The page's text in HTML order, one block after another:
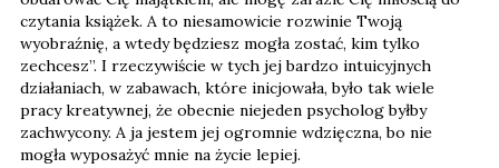
czytania książek. A to niesamowicie rozwinie Twoją
wyobraźnię, a wtedy będziesz mogła zostać, kim tylko
zechcesz”. I rzeczywiście w tych jej bardzo intuicyjnych
działaniach, w zabawach, które inicjowała, było tak wiele
pracy kreatywnej, że obecnie niejeden psycholog byłby
zachwycony. A ja jestem jej ogromnie wdzięczna, bo nie
mogła wyposażyć mnie na życie lepiej.